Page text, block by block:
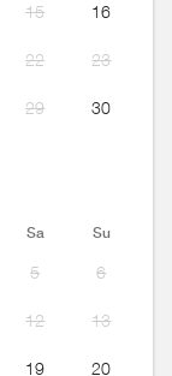
15 16
22 23
29 30
Sa Su
5 6
12 13
19 20